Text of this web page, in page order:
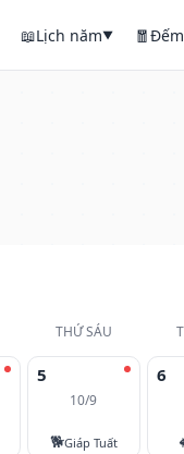
📖Lịch năm▼ 🧧
THỨ SÁU
5
10/9
🐕Giáp Tuất
6